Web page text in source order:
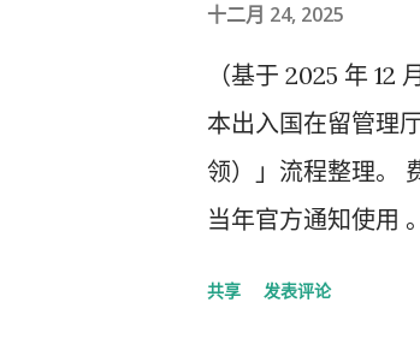
十二月 24, 2025
（基于 2025 年
本出入国在留管理
领）」流程整理。
当年官方通知使用
共享 发表评论